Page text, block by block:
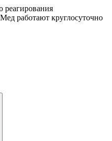
реагирования
работают круглосуточно